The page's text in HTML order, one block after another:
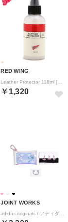
RED WING
￥1,320
JOINT WORKS